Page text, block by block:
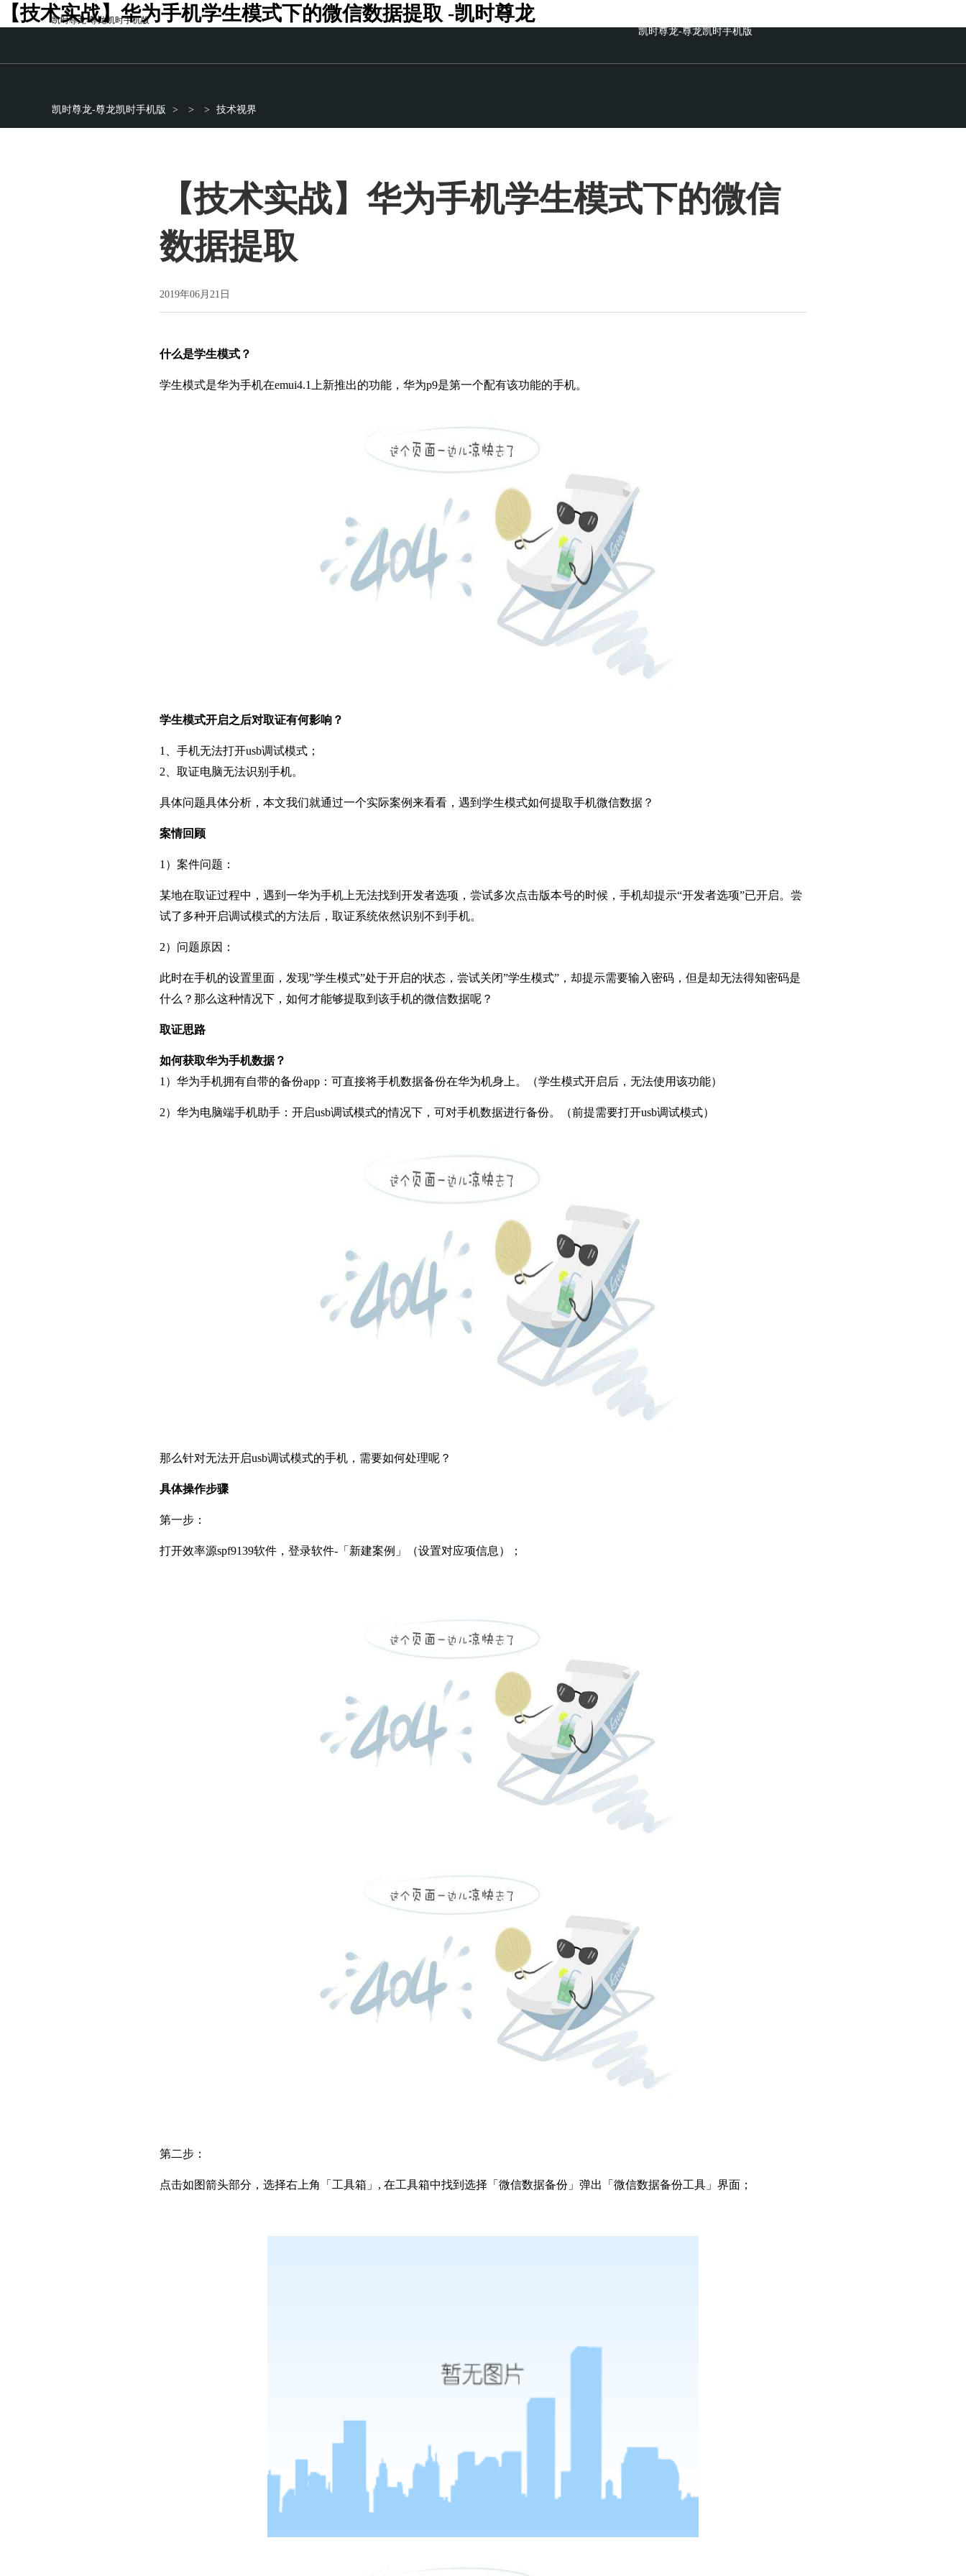
【技术实战】华为手机学生模式下的微信数据提取 -凯时尊龙
凯时尊龙-尊龙凯时手机版
凯时尊龙-尊龙凯时手机版
凯时尊龙-尊龙凯时手机版 > > > 技术视界
【技术实战】华为手机学生模式下的微信
数据提取
2019年06月21日
什么是学生模式？
学生模式是华为手机在emui4.1上新推出的功能，华为p9是第一个配有该功能的手机。
学生模式开启之后对取证有何影响？
1、手机无法打开usb调试模式；
2、取证电脑无法识别手机。
具体问题具体分析，本文我们就通过一个实际案例来看看，遇到学生模式如何提取手机微信数据？
案情回顾
1）案件问题：
某地在取证过程中，遇到一华为手机上无法找到开发者选项，尝试多次点击版本号的时候，手机却提示“开发者选项”已开启。尝
试了多种开启调试模式的方法后，取证系统依然识别不到手机。
2）问题原因：
此时在手机的设置里面，发现”学生模式”处于开启的状态，尝试关闭”学生模式”，却提示需要输入密码，但是却无法得知密码是
什么？那么这种情况下，如何才能够提取到该手机的微信数据呢？
取证思路
如何获取华为手机数据？
1）华为手机拥有自带的备份app：可直接将手机数据备份在华为机身上。（学生模式开启后，无法使用该功能）
2）华为电脑端手机助手：开启usb调试模式的情况下，可对手机数据进行备份。（前提需要打开usb调试模式）
那么针对无法开启usb调试模式的手机，需要如何处理呢？
具体操作步骤
第一步：
打开效率源spf9139软件，登录软件-「新建案例」（设置对应项信息）；
第二步：
点击如图箭头部分，选择右上角「工具箱」, 在工具箱中找到选择「微信数据备份」弹出「微信数据备份工具」界面；